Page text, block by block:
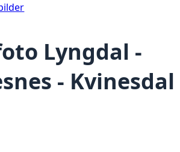
Lyngdal -
- Kvinesdal